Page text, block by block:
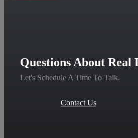
Questions About Real
Let's Schedule A Time To Talk.
Contact Us